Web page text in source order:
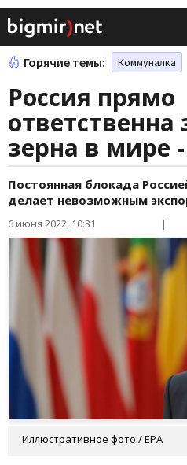
Горячие темы: Коммуналка
Россия прямо
зерна в мире
Постоянная блокада
делает невозможным
6 июня 2022, 10:31 |
Иллюстративное фото / EPA